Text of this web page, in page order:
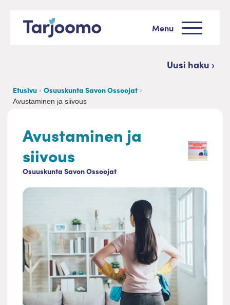
Siirry sisältöön
Menu
Uusi haku ›
Etusivu Osuuskunta Savon Ossoojat
Avustaminen ja siivous
Avustaminen ja
siivous
Osuuskunta Savon Ossoojat